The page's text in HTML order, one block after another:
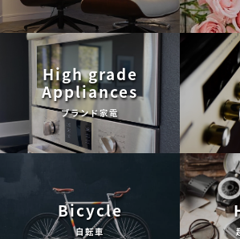
High grade
Appliances
ブランド家電
Bicycle
自転車